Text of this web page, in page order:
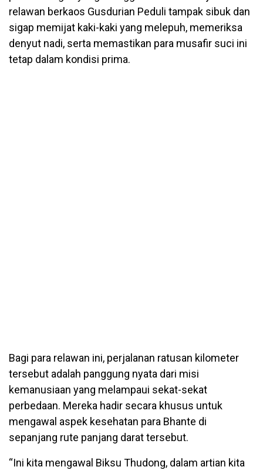
relawan berkaos Gusdurian Peduli tampak sibuk dan
sigap memijat kaki-kaki yang melepuh, memeriksa
denyut nadi, serta memastikan para musafir suci ini
tetap dalam kondisi prima.
Bagi para relawan ini, perjalanan ratusan kilometer
tersebut adalah panggung nyata dari misi
kemanusiaan yang melampaui sekat-sekat
perbedaan. Mereka hadir secara khusus untuk
mengawal aspek kesehatan para Bhante di
sepanjang rute panjang darat tersebut.
“Ini kita mengawal Biksu Thudong, dalam artian kita